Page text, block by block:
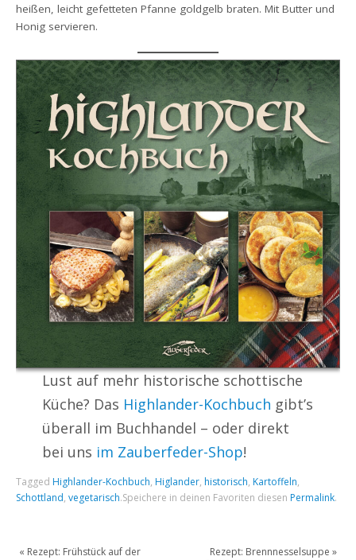
heißen, leicht gefetteten Pfanne goldgelb braten. Mit Butter und
Honig servieren.
Lust auf mehr historische schottische
Küche? Das Highlander-Kochbuch gibt’s
überall im Buchhandel – oder direkt
bei uns im Zauberfeder-Shop!
Tagged Highlander-Kochbuch, Higlander, historisch, Kartoffeln,
Schottland,vegetarisch.Speichere in deinen Favoriten diesen Permalink.
« Rezept: Frühstück auf der
Rezept: Brennnesselsuppe »